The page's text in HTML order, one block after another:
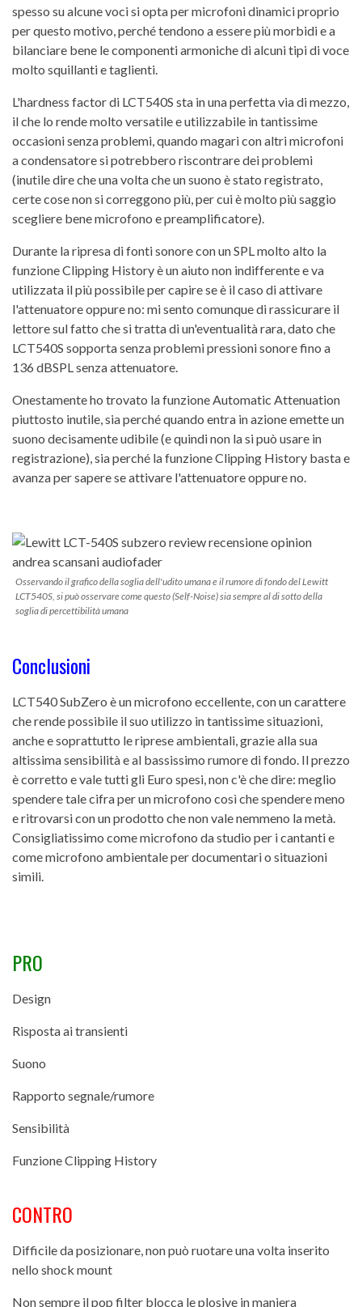
spesso su alcune voci si opta per microfoni dinamici proprio
per questo motivo, perché tendono a essere più morbidi e a
bilanciare bene le componenti armoniche di alcuni tipi di voce
molto squillanti e taglienti.
L'hardness factor di LCT540S sta in una perfetta via di mezzo,
il che lo rende molto versatile e utilizzabile in tantissime
occasioni senza problemi, quando magari con altri microfoni
a condensatore si potrebbero riscontrare dei problemi
(inutile dire che una volta che un suono è stato registrato,
certe cose non si correggono più, per cui è molto più saggio
scegliere bene microfono e preamplificatore).
Durante la ripresa di fonti sonore con un SPL molto alto la
funzione Clipping History è un aiuto non indifferente e va
utilizzata il più possibile per capire se è il caso di attivare
l'attenuatore oppure no: mi sento comunque di rassicurare il
lettore sul fatto che si tratta di un'eventualità rara, dato che
LCT540S sopporta senza problemi pressioni sonore fino a
136 dBSPL senza attenuatore.
Onestamente ho trovato la funzione Automatic Attenuation
piuttosto inutile, sia perché quando entra in azione emette un
suono decisamente udibile (e quindi non la si può usare in
registrazione), sia perché la funzione Clipping History basta e
avanza per sapere se attivare l'attenuatore oppure no.
Osservando il grafico della soglia dell'udito umana e il rumore di fondo del Lewitt
LCT540S, si può osservare come questo (Self-Noise) sia sempre al di sotto della
soglia di percettibilità umana
Conclusioni
LCT540 SubZero è un microfono eccellente, con un carattere
che rende possibile il suo utilizzo in tantissime situazioni,
anche e soprattutto le riprese ambientali, grazie alla sua
altissima sensibilità e al bassissimo rumore di fondo. Il prezzo
è corretto e vale tutti gli Euro spesi, non c'è che dire: meglio
spendere tale cifra per un microfono così che spendere meno
e ritrovarsi con un prodotto che non vale nemmeno la metà.
Consigliatissimo come microfono da studio per i cantanti e
come microfono ambientale per documentari o situazioni
simili.
PRO
Design
Risposta ai transienti
Suono
Rapporto segnale/rumore
Sensibilità
Funzione Clipping History
CONTRO
Difficile da posizionare, non può ruotare una volta inserito
nello shock mount
Non sempre il pop filter blocca le plosive in maniera